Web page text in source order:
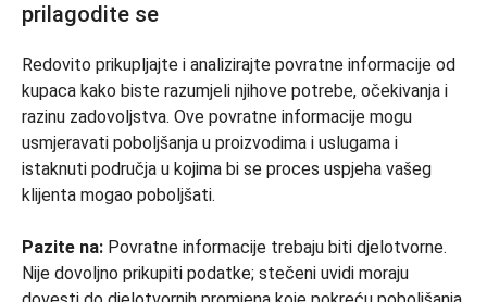
prilagodite se
Redovito prikupljajte i analizirajte povratne informacije od
kupaca kako biste razumjeli njihove potrebe, očekivanja i
razinu zadovoljstva. Ove povratne informacije mogu
usmjeravati poboljšanja u proizvodima i uslugama i
istaknuti područja u kojima bi se proces uspjeha vašeg
klijenta mogao poboljšati.
Pazite na: Povratne informacije trebaju biti djelotvorne.
Nije dovoljno prikupiti podatke; stečeni uvidi moraju